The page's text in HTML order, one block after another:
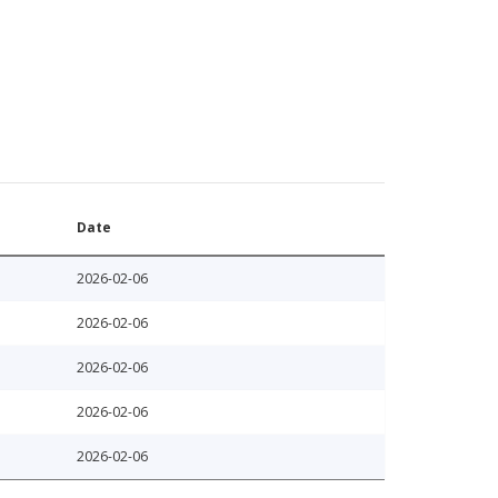
Date
2026-02-06
2026-02-06
2026-02-06
2026-02-06
2026-02-06